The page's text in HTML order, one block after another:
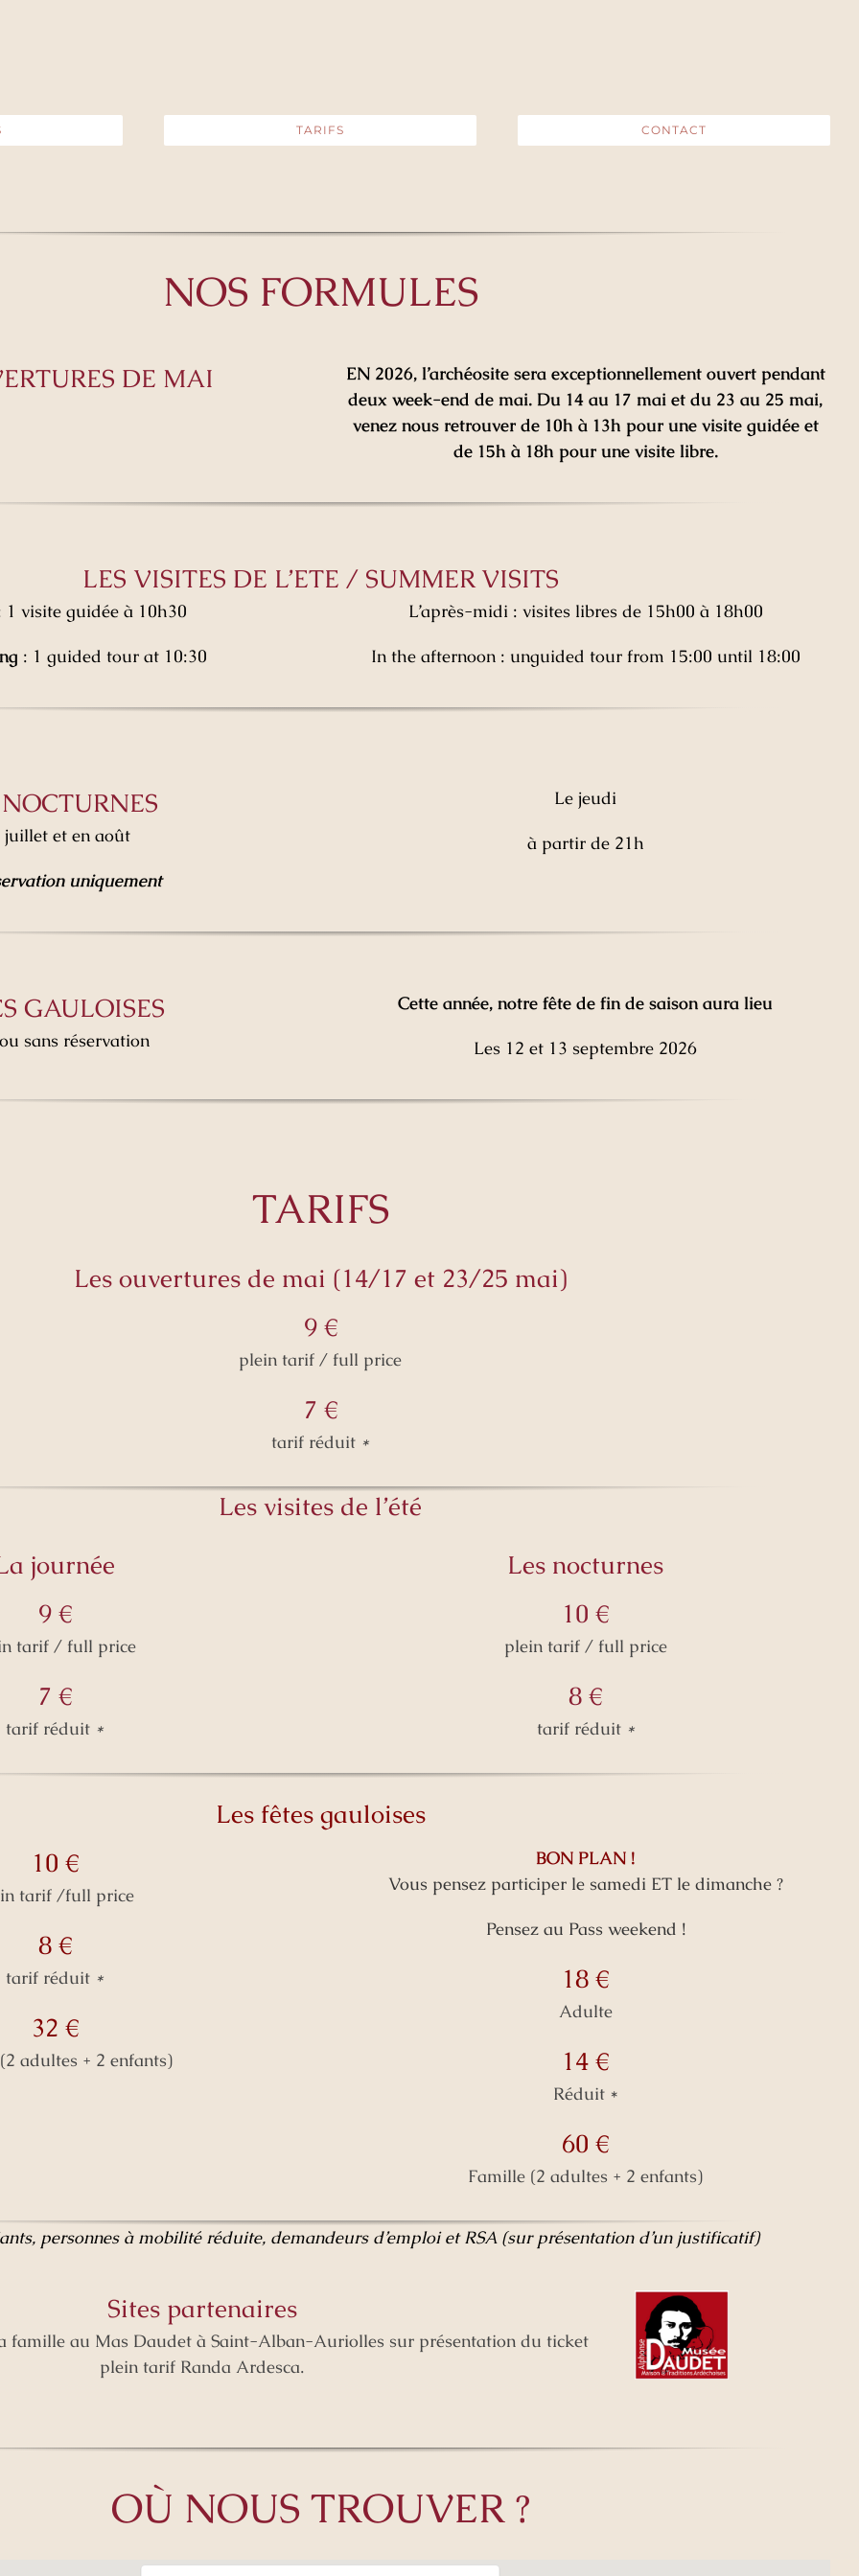
TARIFS CONTACT
NOS FORMULES
DE MAI
EN 2026, l’archéosite sera exceptionnellement ouvert pendant
deux week-end de mai. Du 14 au 17 mai et du 23 au 25 mai,
venez nous retrouver de 10h à 13h pour une visite guidée et
de 15h à 18h pour une visite libre.
LES VISITES DE L’ETE / SUMMER VISITS
visite guidée à 10h30
: 1 guided tour at 10:30
L’après-midi : visites libres de 15h00 à 18h00
In the afternoon : unguided tour from 15:00 until 18:00
juillet et en août
uniquement
Le jeudi
à partir de 21h
GAULOISES
sans réservation
Cette année, notre fête de fin de saison aura lieu
Les 12 et 13 septembre 2026
TARIFS
Les ouvertures de mai (14/17 et 23/25 mai)
9 €
plein tarif / full price
7 €
tarif réduit *
Les visites de l’été
journée
9 €
tarif / full price
7 €
tarif réduit *
Les nocturnes
10 €
plein tarif / full price
8 €
tarif réduit *
Les fêtes gauloises
10 €
tarif /full price
8 €
tarif réduit *
32 €
adultes + 2 enfants)
BON PLAN !
Vous pensez participer le samedi ET le dimanche ?
Pensez au Pass weekend !
18 €
Adulte
14 €
Réduit *
60 €
Famille (2 adultes + 2 enfants)
personnes à mobilité réduite, demandeurs d’emploi et RSA (sur présentation d’un justificatif)
Sites partenaires
famille au Mas Daudet à Saint-Alban-Auriolles sur présentation du ticket
plein tarif Randa Ardesca.
OÙ NOUS TROUVER ?